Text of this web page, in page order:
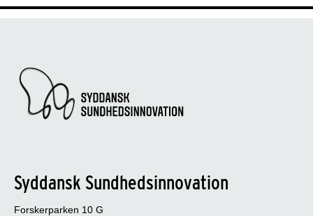
Syddansk Sundhedsinnovation
Forskerparken 10 G